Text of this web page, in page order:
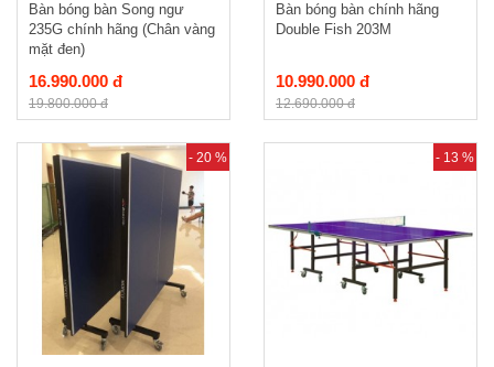
Bàn bóng bàn Song ngư
235G chính hãng (Chân vàng
mặt đen)
16.990.000 đ
19.800.000 đ
Bàn bóng bàn chính hãng
Double Fish 203M
10.990.000 đ
12.690.000 đ
- 20 % - 13 %